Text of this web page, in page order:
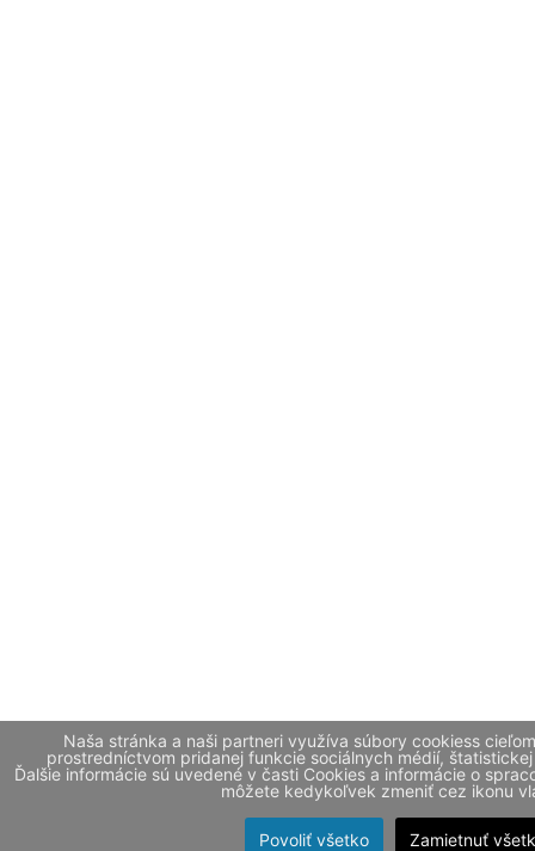
Naša stránka a naši partneri využíva súbory cookiess
prostredníctvom pridanej funkcie sociálnych médií,
Ďalšie informácie sú uvedené v časti Cookies a informácie o
môžete kedykoľvek zmeniť cez ikonu
Povoliť všetko Zamietnuť